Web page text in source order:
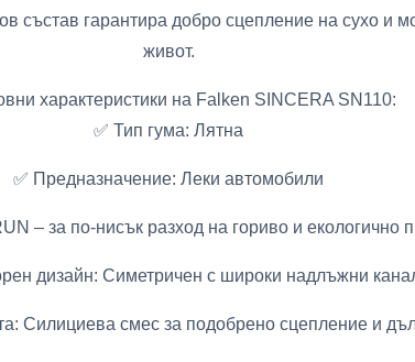
състав гарантира добро сцепление на сухо и
живот.
характеристики на Falken SINCERA SN110:
✅ Тип гума: Лятна
✅ Предназначение: Леки автомобили
– за по-нисък разход на гориво и екологично
дизайн: Симетричен с широки надлъжни
Силициева смес за подобрено сцепление и